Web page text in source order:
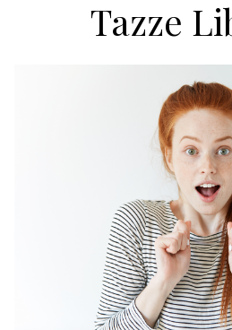
Tazze